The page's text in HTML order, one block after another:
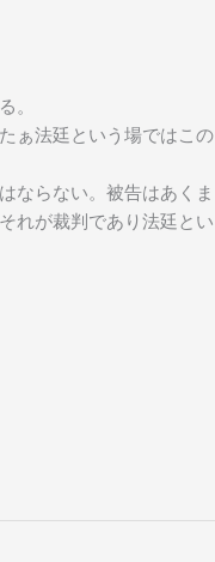
。
ぁ法廷という場ではこの
ならない。被告はあくま
れが裁判であり法廷とい